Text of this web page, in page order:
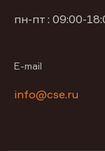
пн-пт : 09:00-
E-mail
info@cse.ru